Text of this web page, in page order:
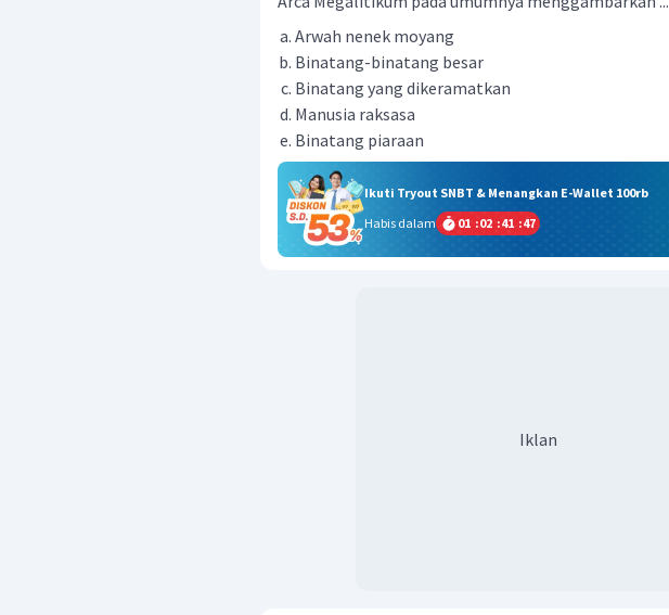
Arwah nenek moyang
Binatang-binatang besar
Binatang yang dikeramatkan
Manusia raksasa
Binatang piaraan
Ikuti Tryout SNBT & Menangkan E-Wallet 100rb
Habis dalam
01 :02 :41 :46
Iklan